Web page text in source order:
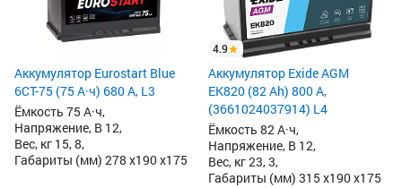
Аккумулятор Eurostart Blue
6CT-75 (75 А·ч) 680 А, L3
Ёмкость 75 А·ч,
Напряжение, В 12,
Вес, кг 15, 8,
Габариты (мм) 278 x190 x175
4.9
Аккумулятор Exide AGM
EK820 (82 Ah) 800 А,
(3661024037914) L4
Ёмкость 82 А·ч,
Напряжение, В 12,
Вес, кг 23, 3,
Габариты (мм) 315 x190 x175